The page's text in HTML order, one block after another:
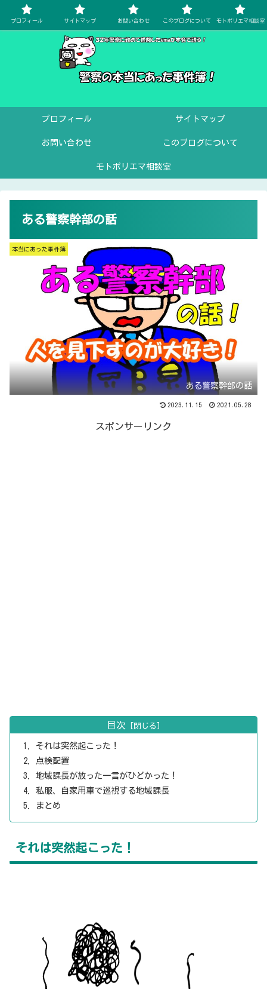
プロフィール サイトマップ
お問い合わせ このブログについて
モトポリエマ相談室
ある警察幹部の話
本当にあった事件簿
ある警察幹部の話
2023.11.15 2021.05.28
スポンサーリンク
目次
それは突然起こった！
点検配置
地域課長が放った一言がひどかった！
私服、自家用車で巡視する地域課長
まとめ
それは突然起こった！
プロフィール サイトマップ お問い合わせ このブログについて モトポリエマ相談室